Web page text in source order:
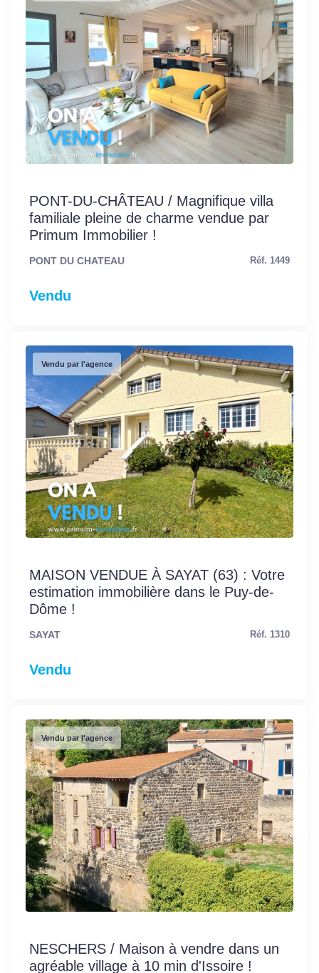
PONT-DU-CHÂTEAU / Magnifique villa
familiale pleine de charme vendue par
Primum Immobilier !
PONT DU CHATEAU Réf. 1449
Vendu
Vendu par l'agence
MAISON VENDUE À SAYAT (63) : Votre
estimation immobilière dans le Puy-de-
Dôme !
SAYAT Réf. 1310
Vendu
Vendu par l'agence
NESCHERS / Maison à vendre dans un
agréable village à 10 min d'Issoire !